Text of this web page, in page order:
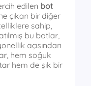
edilen bot
çıkan bir diğer
sahip,
bu botlar,
açısından
hem soğuk
hem de şık bir